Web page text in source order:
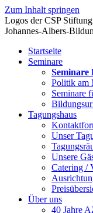
Zum Inhalt springen
Startseite
Seminare
Seminare
Politik am
Seminare
Tagungshaus
Unser
Unsere
Catering /
Über uns
40 Jahre